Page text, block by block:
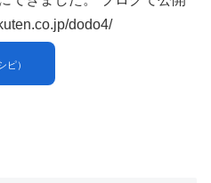
dodo4/
ピ）